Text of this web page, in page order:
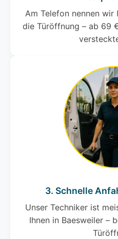
Am Telefon nennen wir
die Türöffnung – ab 69
3. Schnelle
Unser Techniker ist
Ihnen in Baesweiler –